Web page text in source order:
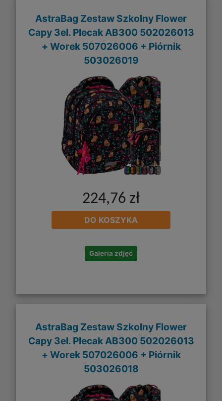
AstraBag Zestaw Szkolny Flower
Capy 3el. Plecak AB300 502026013
+ Worek 507026006 + Piórnik
503026019
224,76 zł
DO KOSZYKA
Galeria zdjęć
AstraBag Zestaw Szkolny Flower
Capy 3el. Plecak AB300 502026013
+ Worek 507026006 + Piórnik
503026018